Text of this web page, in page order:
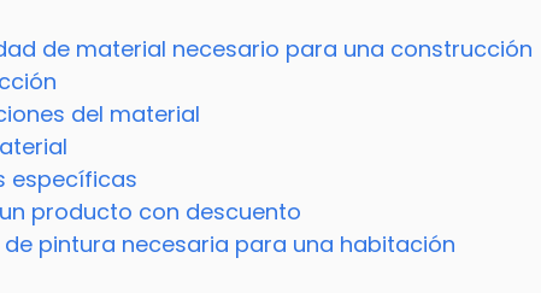
de material necesario para una construcción
del material
específicas
producto con descuento
pintura necesaria para una habitación